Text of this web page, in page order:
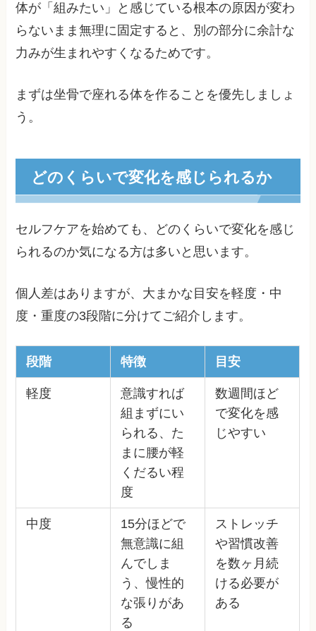
体が「組みたい」と感じている根本の原因が変わ
らないまま無理に固定すると、別の部分に余計な
力みが生まれやすくなるためです。
まずは坐骨で座れる体を作ることを優先しましょ
う。
どのくらいで変化を感じられるか
セルフケアを始めても、どのくらいで変化を感じ
られるのか気になる方は多いと思います。
個人差はありますが、大まかな目安を軽度・中
度・重度の3段階に分けてご紹介します。
段階 特徴 目安
軽度
意識すれば
組まずにい
られる、た
まに腰が軽
くだるい程
度
数週間ほど
で変化を感
じやすい
中度
15分ほどで
無意識に組
んでしま
う、慢性的
な張りがあ
る
ストレッチ
や習慣改善
を数ヶ月続
ける必要が
ある